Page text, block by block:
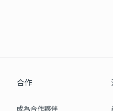
合作
成為合作夥伴